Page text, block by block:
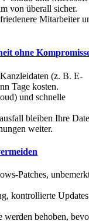
von überall sicher.
Mitarbeiter
ohne
(z. B. E-
Tage kosten.
und schnelle
bleiben Ihre
weiter.
Patches,
kontrollierte Updates
werden behoben,